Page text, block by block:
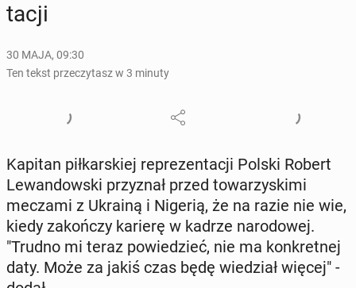
ta­cji
30 MAJA, 09:30
Ten tekst przeczytasz w 3 minuty
Kapitan pił­kar­skiej re­pre­zen­ta­cji Polski Robert
Le­wan­dow­ski przy­znał przed to­wa­rzy­ski­mi
meczami z Ukrainą i Nigerią, że na razie nie wie,
kiedy za­koń­czy karierę w kadrze na­ro­do­wej.
"Trudno mi teraz po­wie­dzieć, nie ma kon­kret­nej
daty. Może za jakiś czas będę wie­dział więcej" -